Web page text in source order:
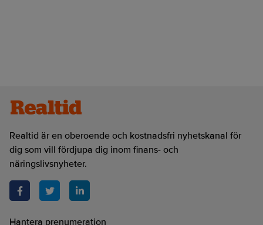
Realtid är en oberoende och kostnadsfri nyhetskanal för
dig som vill fördjupa dig inom finans- och
näringslivsnyheter.
Hantera prenumeration